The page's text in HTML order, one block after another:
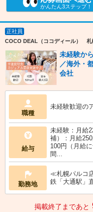
かんたん3ステップ！
正社員
COCO DEAL（ココディール） 札
未経験か
／海外・
会社
職種
未経験歓迎の
給与
未経験：月給
補）：月給
100円（月給
間...
勤務地
≪札幌パルコ
鉄「大通駅」
掲載終了まであと